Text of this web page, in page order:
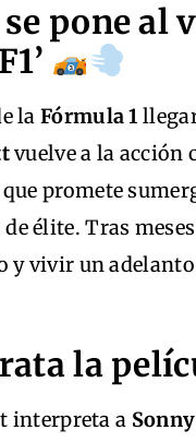
pone al
la Fórmula 1
vuelve a la acción
que promete
élite. Tras
y vivir un
la
interpreta a